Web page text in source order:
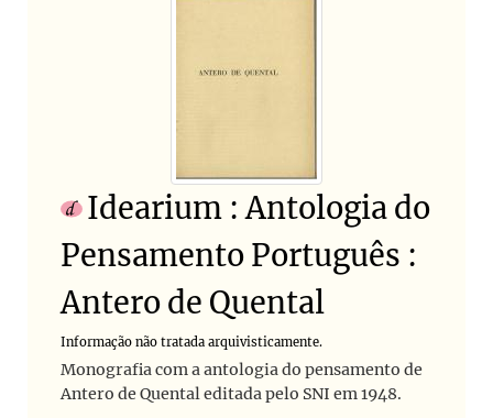
Idearium : Antologia do
Pensamento Português :
Antero de Quental
Informação não tratada arquivisticamente.
Monografia com a antologia do pensamento de
Antero de Quental editada pelo SNI em 1948.